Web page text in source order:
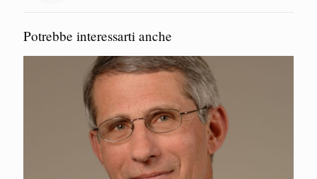
Potrebbe interessarti anche